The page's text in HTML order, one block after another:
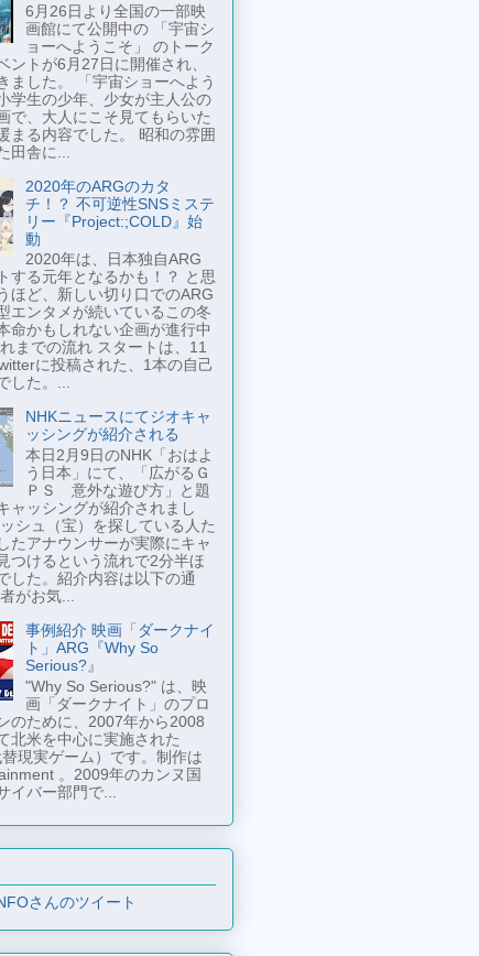
6月26日より全国の一部映
画館にて公開中の 「宇宙シ
ョーへようこそ」 のトーク
ントが6月27日に開催され、
ました。 「宇宙ショーへよう
学生の少年、少女が主人公の
で、大人にこそ見てもらいた
まる内容でした。 昭和の雰囲
田舎に...
2020年のARGのカタ
チ！？ 不可逆性SNSミステ
リー『Project:;COLD』始
動
2020年は、日本独自ARG
する元年となるかも！？ と思
ほど、新しい切り口でのARG
エンタメが続いているこの冬
命かもしれない企画が進行中
までの流れ スタートは、11
に投稿された、1本の自己
した。...
NHKニュースにてジオキャ
ッシングが紹介される
本日2月9日のNHK「おはよ
う日本」にて、「広がるＧ
ＰＳ 意外な遊び方」と題
ャッシングが紹介されまし
シュ（宝）を探している人た
たアナウンサーが実際にキャ
つけるという流れで2分半ほ
した。紹介内容は以下の通
がお気...
事例紹介 映画「ダークナイ
ト」ARG『Why So
Serious?』
"Why So Serious?" は、映
画「ダークナイト」のプロ
のために、2007年から2008
北米を中心に実施された
現実ゲーム）です。制作は
。2009年のカンヌ国
イバー部門で...
さんのツイート